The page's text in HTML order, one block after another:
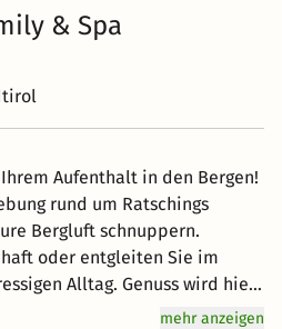
& Spa
Aufenthalt in den Bergen!
rund um Ratschings
Bergluft schnuppern.
oder entgleiten Sie im
Alltag. Genuss wird hier
Sie sich vom Halbpension-
mehr anzeigen